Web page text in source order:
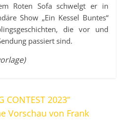
Roten Sofa schwelgt er in
Show „Ein Kessel Buntes“
die vor und
passiert sind.
CONTEST 2023“
Vorschau von Frank